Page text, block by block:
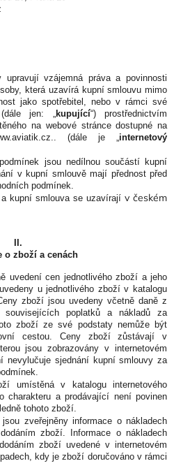
upravují vzájemná práva a povinnosti
která uzavírá kupní smlouvu mimo
jako spotřebitel, nebo v rámci své
(dále jen: „kupující“) prostřednictvím
na webové stránce dostupné na
(dále je „internetový
jsou nedílnou součástí kupní
v kupní smlouvě mají přednost před
podmínek.
kupní smlouva se uzavírají v českém
II.
o zboží a cenách
uvedení cen jednotlivého zboží a jeho
u jednotlivého zboží v katalogu
zboží jsou uvedeny včetně daně z
souvisejících poplatků a nákladů za
zboží ze své podstaty nemůže být
cestou. Ceny zboží zůstávají v
jsou zobrazovány v internetovém
nevylučuje sjednání kupní smlouvy za
umístěná v katalogu internetového
charakteru a prodávající není povinen
tohoto zboží.
zveřejněny informace o nákladech
zboží. Informace o nákladech
zboží uvedené v internetovém
kdy je zboží doručováno v rámci